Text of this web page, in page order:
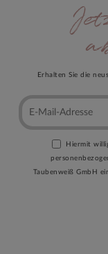
Erhalten Sie die
Hiermit
Taubenweiß GmbH